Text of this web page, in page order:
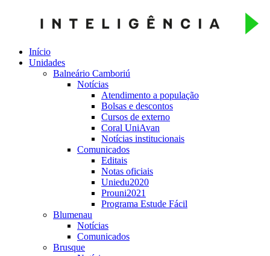
Início
Unidades
Balneário Camboriú
Notícias
Atendimento a população
Bolsas e descontos
Cursos de externo
Coral UniAvan
Notícias institucionais
Comunicados
Editais
Notas oficiais
Uniedu2020
Prouni2021
Programa Estude Fácil
Blumenau
Notícias
Comunicados
Brusque